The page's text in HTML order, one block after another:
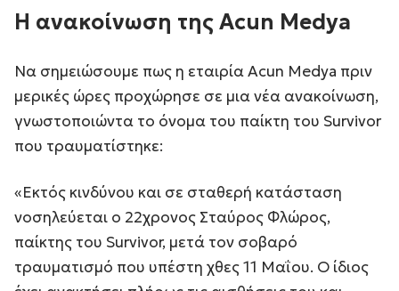
Η ανακοίνωση της Acun Medya
Να σημειώσουμε πως η εταιρία Acun Medya πριν
μερικές ώρες προχώρησε σε μια νέα ανακοίνωση,
γνωστοποιώντα το όνομα του παίκτη του Survivor
που τραυματίστηκε:
«Εκτός κινδύνου και σε σταθερή κατάσταση
νοσηλεύεται ο 22χρονος Σταύρος Φλώρος,
παίκτης του Survivor, μετά τον σοβαρό
τραυματισμό που υπέστη χθες 11 Μαΐου. Ο ίδιος